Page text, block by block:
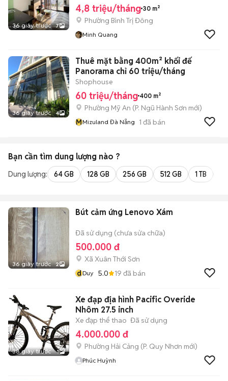
36 giây trước 7
4,8 triệu/tháng 30 m²
Phường Bình Trị Đông
Minh Quang
36 giây trước 4
Thuê mặt bằng 400m² khối đế
Panorama chỉ 60 triệu/tháng
Shophouse
60 triệu/tháng 400 m²
Phường Mỹ An (P. Ngũ Hành Sơn mới)
MMizuland Đà Nẵng 1 đã bán
Bạn cần tìm dung lượng nào ?
Dung lượng: 64 GB 128 GB 256 GB 512 GB 1 TB
36 giây trước 2
Bút cảm ứng Lenovo Xám
Đã sử dụng (chưa sửa chữa)
500.000 đ
Xã Xuân Thới Sơn
dDuy 5.0 19 đã bán
38 giây trước 1
Xe đạp địa hình Pacific Overide
Nhôm 27.5 inch
Xe đạp thể thao Đã sử dụng
4.000.000 đ
Phường Hải Cảng (P. Quy Nhơn mới)
Phúc Huỳnh